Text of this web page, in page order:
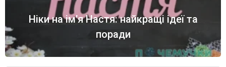
Ніки на ім’я Настя: найкращі ідеї та
поради